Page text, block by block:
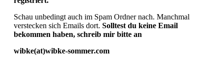
Schau unbedingt auch im Spam Ordner nach. Manchmal
verstecken sich Emails dort. Solltest du keine Email
bekommen haben, schreib mir bitte an
wibke(at)wibke-sommer.com